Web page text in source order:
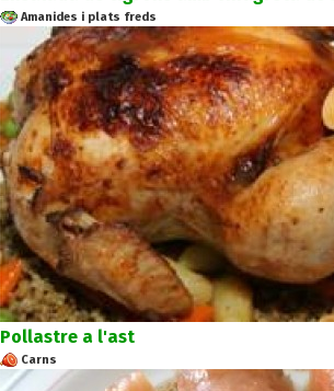
Amanides i plats freds
Pollastre a l'ast
Carns